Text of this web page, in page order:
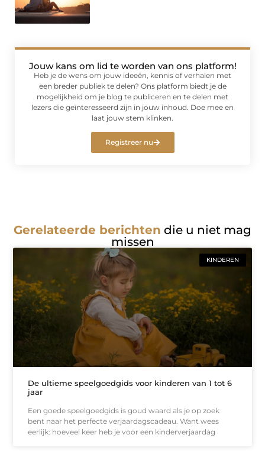
Jouw kans om lid te worden van ons platform!
Heb je de wens om jouw ideeën, kennis of verhalen met
een breder publiek te delen? Ons platform biedt je de
mogelijkheid om je blog te publiceren en te delen met
lezers die geïnteresseerd zijn in jouw inhoud. Doe mee en
laat jouw stem klinken.
Registreer nu
Gerelateerde berichten die u niet mag
missen
KINDEREN
De ultieme speelgoedgids voor kinderen van 1 tot 6
jaar
Een goede speelgoedgids is goud waard als je op zoek
bent naar het perfecte verjaardagscadeau. Want wees
eerlijk: hoeveel keer heb je voor een kinderverjaardag